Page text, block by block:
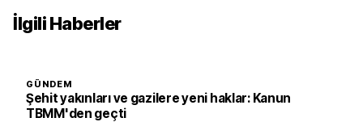
İlgili Haberler
GÜNDEM
Şehit yakınları ve gazilere yeni haklar: Kanun
TBMM'den geçti